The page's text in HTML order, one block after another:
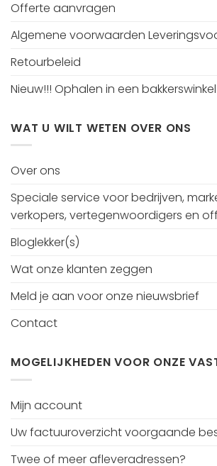
Offerte aanvragen
Algemene voorwaarden
Retourbeleid
Nieuw!!! Ophalen in een bakkerswinkel
WAT U WILT WETEN OVER ONS
Over ons
Speciale service voor bedrijven,
verkopers, vertegenwoordigers en
Bloglekker(s)
Wat onze klanten zeggen
Meld je aan voor onze nieuwsbrief
Contact
MOGELIJKHEDEN VOOR ONZE
Mijn account
Uw factuuroverzicht voorgaande
Twee of meer afleveradressen?